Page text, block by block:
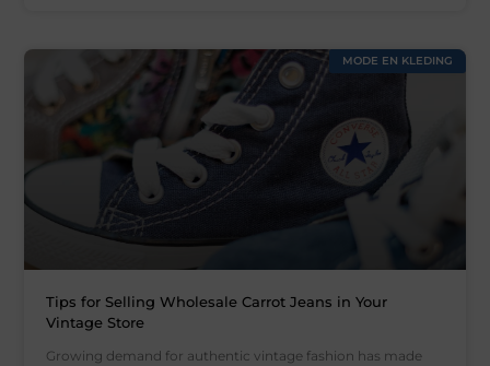
MODE EN KLEDING
Tips for Selling Wholesale Carrot Jeans in Your
Vintage Store
Growing demand for authentic vintage fashion has made